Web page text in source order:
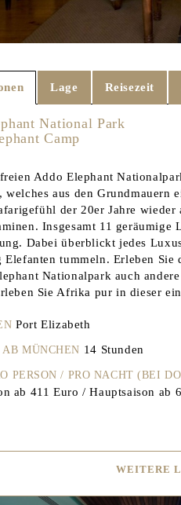
Lage Reisezeit
National Park
Camp
Addo Elephant
welches aus den Grundmauern
der 20er Jahre
Insgesamt 11 geräumige
Dabei überblickt jedes
Elefanten tummeln. Erleben
Nationalpark auch
Sie Afrika pur in dieser
Port Elizabeth
MÜNCHEN 14 Stunden
PERSON / PRO NACHT (BEI
ab 411 Euro / Hauptsaison ab
WEITERE